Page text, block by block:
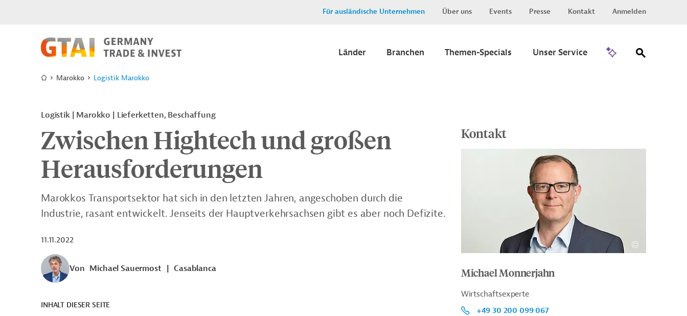
Für ausländische Unternehmen Über uns Events Presse Kontakt Anmelden
Länder Branchen Themen-Specials Unser Service
Marokko Logistik Marokko
Logistik Marokko Lieferketten, Beschaffung
Zwischen Hightech und großen
Herausforderungen
Marokkos Transportsektor hat sich in den letzten Jahren, angeschoben durch die
Industrie, rasant entwickelt. Jenseits der Hauptverkehrsachsen gibt es aber noch Defizite.
11.11.2022
Von Michael Sauermost Casablanca
INHALT DIESER SEITE
Kontakt
Michael Monnerjahn
Wirtschaftsexperte
+49 30 200 099 067